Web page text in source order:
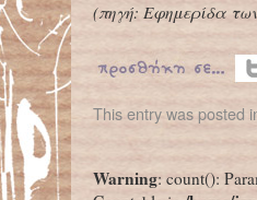
(πηγή: Εφημερίδα
This entry was posted
Warning: count():